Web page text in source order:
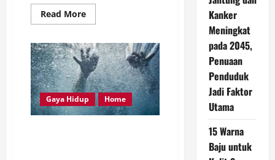
Read MoreRead
more
Firaun
Amenhotep
III
di
Mesir
Resmi
Dibuka
Kembali
Setelah
Gaya Hidup Home
Kanker
Meningkat
pada 2045,
Penuaan
Penduduk
Jadi Faktor
Utama
15 Warna
Baju untuk